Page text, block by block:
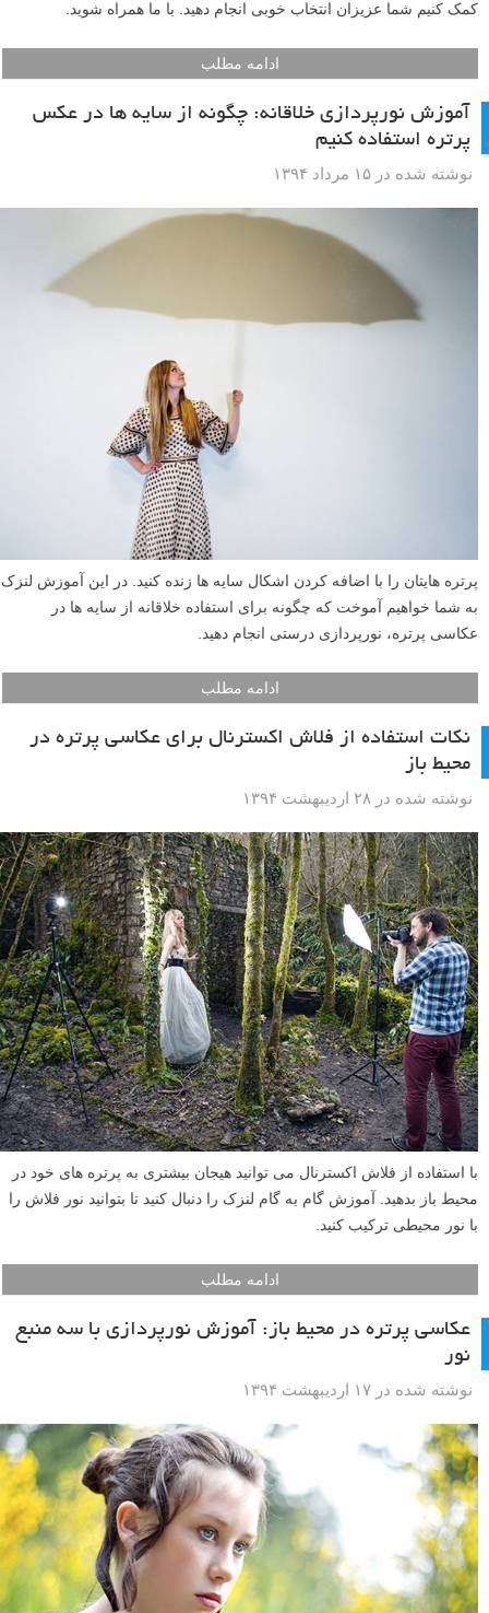
کمک کنیم شما عزیزان انتخاب خوبی انجام دهید. با ما همراه شوید.
ادامه مطلب
آموزش نورپردازی خلاقانه: چگونه از سایه ها در عکس
پرتره استفاده کنیم
نوشته شده در ۱۵ مرداد ۱۳۹۴
پرتره هایتان را با اضافه کردن اشکال سایه ها زنده کنید. در این آموزش لنزک
به شما خواهیم آموخت که چگونه برای استفاده خلاقانه از سایه ها در
عکاسی پرتره، نورپردازی درستی انجام دهید.
ادامه مطلب
نکات استفاده از فلاش اکسترنال برای عکاسی پرتره در
محیط باز
نوشته شده در ۲۸ اردیبهشت ۱۳۹۴
با استفاده از فلاش اکسترنال می توانید هیجان بیشتری به پرتره های خود در
محیط باز بدهید. آموزش گام به گام لنزک را دنبال کنید تا بتوانید نور فلاش را
با نور محیطی ترکیب کنید.
ادامه مطلب
عکاسی پرتره در محیط باز: آموزش نورپردازی با سه منبع
نور
نوشته شده در ۱۷ اردیبهشت ۱۳۹۴